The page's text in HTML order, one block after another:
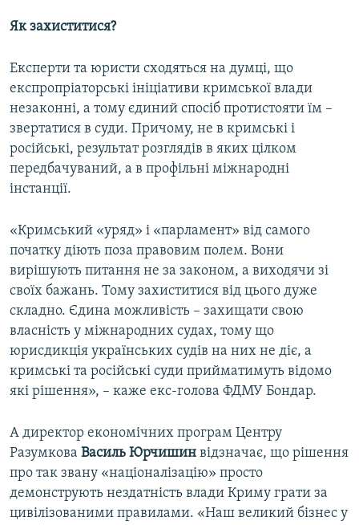
Як захиститися?
Експерти та юристи сходяться на думці, що
експропріаторські ініціативи кримської влади
незаконні, а тому єдиний спосіб протистояти їм –
звертатися в суди. Причому, не в кримські і
російські, результат розглядів в яких цілком
передбачуваний, а в профільні міжнародні
інстанції.
«Кримський «уряд» і «парламент» від самого
початку діють поза правовим полем. Вони
вирішують питання не за законом, а виходячи зі
своїх бажань. Тому захиститися від цього дуже
складно. Єдина можливість – захищати свою
власність у міжнародних судах, тому що
юрисдикція українських судів на них не діє, а
кримські та російські суди прийматимуть відомо
які рішення», – каже екс-голова ФДМУ Бондар.
А директор економічних програм Центру
Разумкова Василь Юрчишин відзначає, що рішення
про так звану «націоналізацію» просто
демонструють нездатність влади Криму грати за
цивілізованими правилами. «Наш великий бізнес у